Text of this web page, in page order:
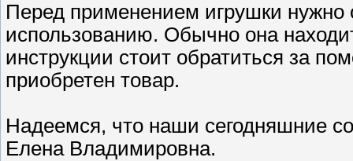
Перед применением игрушки нужно
использованию. Обычно она
инструкции стоит обратиться за
приобретен товар.
Надеемся, что наши сегодняшние
Елена Владимировна.